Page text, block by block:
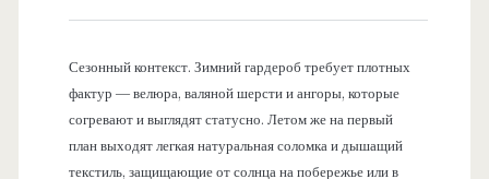
Сезонный контекст. Зимний гардероб требует плотных
фактур — велюра, валяной шерсти и ангоры, которые
согревают и выглядят статусно. Летом же на первый
план выходят легкая натуральная соломка и дышащий
текстиль, защищающие от солнца на побережье или в